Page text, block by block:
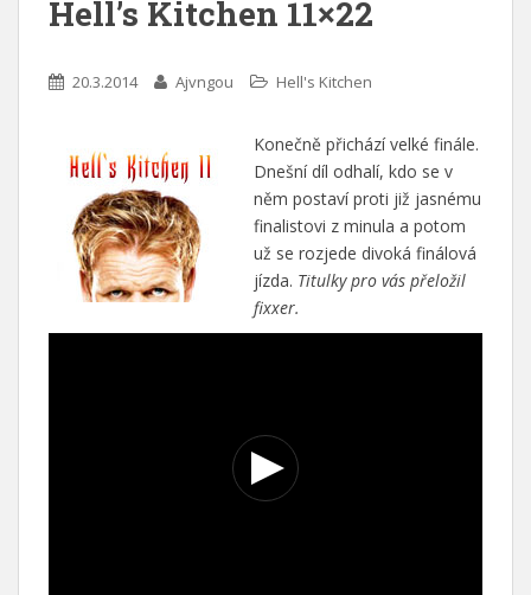
Hell’s Kitchen 11×22
20.3.2014 Ajvngou Hell's Kitchen
Konečně přichází velké finále.
Dnešní díl odhalí, kdo se v
něm postaví proti již jasnému
finalistovi z minula a potom
už se rozjede divoká finálová
jízda. Titulky pro vás přeložil
fixxer.